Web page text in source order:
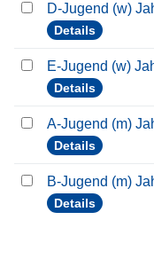
D-Jugend (w)
Details
E-Jugend (w)
Details
A-Jugend (m)
Details
B-Jugend (m)
Details